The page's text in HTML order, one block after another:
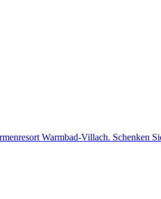
Warmbad-Villach. Schenken